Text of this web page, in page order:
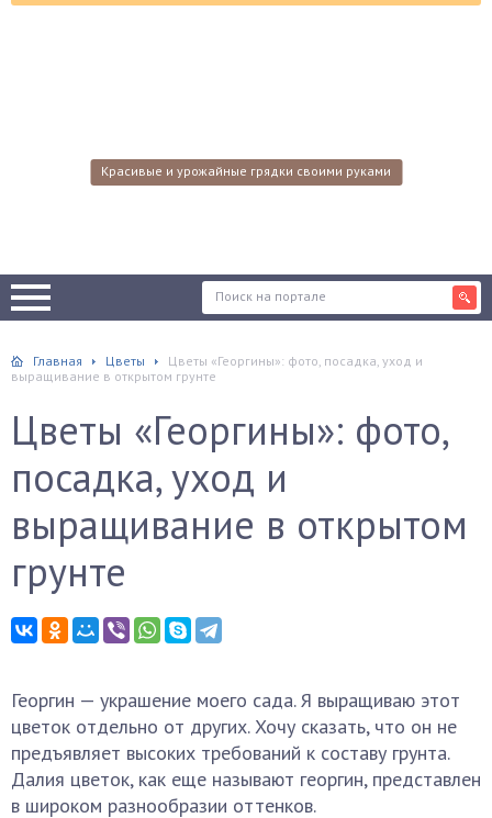
Красивые и урожайные грядки своими руками
Главная Цветы
Цветы «Георгины»: фото, посадка, уход и
выращивание в открытом грунте
Цветы «Георгины»: фото,
посадка, уход и
выращивание в открытом
грунте
Георгин — украшение моего сада. Я выращиваю этот
цветок отдельно от других. Хочу сказать, что он не
предъявляет высоких требований к составу грунта.
Далия цветок, как еще называют георгин, представлен
в широком разнообразии оттенков.